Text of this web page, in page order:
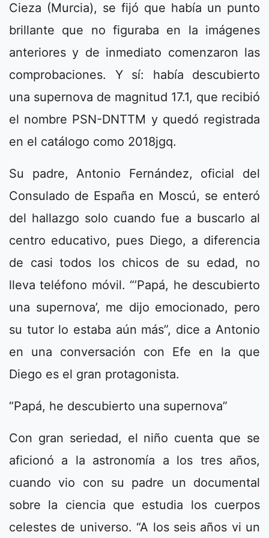
Cieza (Murcia), se fijó que había un punto
brillante que no figuraba en la imágenes
anteriores y de inmediato comenzaron las
comprobaciones. Y sí: había descubierto
una supernova de magnitud 17.1, que recibió
el nombre PSN-DNTTM y quedó registrada
en el catálogo como 2018jgq.
Su padre, Antonio Fernández, oficial del
Consulado de España en Moscú, se enteró
del hallazgo solo cuando fue a buscarlo al
centro educativo, pues Diego, a diferencia
de casi todos los chicos de su edad, no
lleva teléfono móvil. “’Papá, he descubierto
una supernova’, me dijo emocionado, pero
su tutor lo estaba aún más”, dice a Antonio
en una conversación con Efe en la que
Diego es el gran protagonista.
“Papá, he descubierto una supernova”
Con gran seriedad, el niño cuenta que se
aficionó a la astronomía a los tres años,
cuando vio con su padre un documental
sobre la ciencia que estudia los cuerpos
celestes de universo. “A los seis años vi un